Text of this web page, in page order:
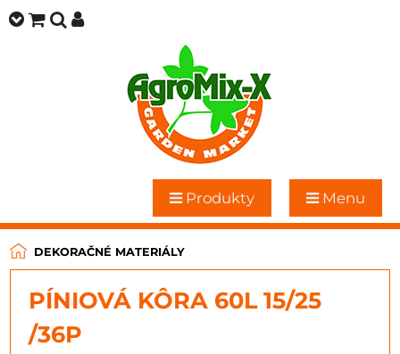
Produkty Menu
DEKORAČNÉ MATERIÁLY
PÍNIOVÁ KÔRA 60L 15/25
/36P